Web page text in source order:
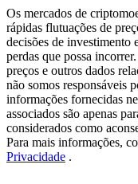
Register & Trade
Precious Metals
Trade Gold &
Os mercados de
rápidas flutuações de
decisões de investimento
perdas que possa
preços e outros dados
não somos responsáveis
informações fornecidas
associados são apenas
considerados como
Para mais informações,
Privacidade .